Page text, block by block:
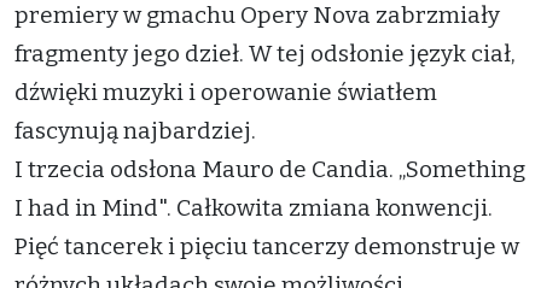
premiery w gmachu Opery Nova zabrzmiały
fragmenty jego dzieł. W tej odsłonie język ciał,
dźwięki muzyki i operowanie światłem
fascynują najbardziej.
I trzecia odsłona Mauro de Candia. „Something
I had in Mind". Całkowita zmiana konwencji.
Pięć tancerek i pięciu tancerzy demonstruje w